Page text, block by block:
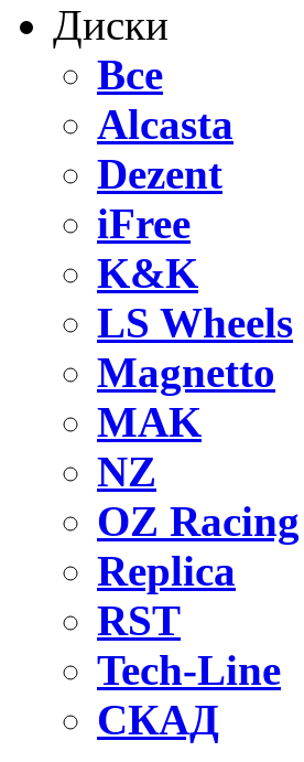
Диски
Все
Alcasta
Dezent
iFree
K&K
LS Wheels
Magnetto
MAK
NZ
OZ Raсing
Replica
RST
Tech-Line
СКАД